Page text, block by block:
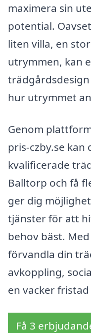
maximera sin
potential.
liten villa, en
utrymmen, kan
hur utrymmet
Genom
pris-czby.se kan
kvalificerade
Balltorp och få
ger dig
tjänster för att
behov bäst.
förvandla din
avkoppling,
en vacker
Få 3